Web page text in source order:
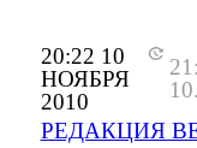
20:22 10
НОЯБРЯ
2010
РЕДАКЦИЯ